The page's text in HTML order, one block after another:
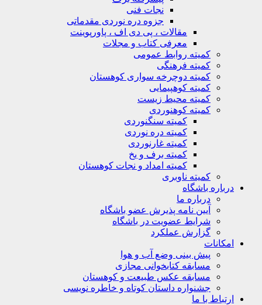
نجات فنی
جزوه دره نوردی مقدماتی
مقالات ، پی دی اف ، پاورپوینت
معرفی کتاب و مجلات
کمیته روابط عمومی
کمیته فرهنگی
کمیته دوچرخه سواری کوهستان
کمیته کوهپیمایی
کمیته محیط زیست
کمیته کوهنوردی
کمیته سنگنوردی
کمیته دره نوردی
کمیته غارنوردی
کمیته برف و یخ
کمیته امداد و نجات کوهستان
کمیته ناوبری
باشگاه
درباره ما
آیین نامه پذیرش عضو باشگاه
شرایط عضویت در باشگاه
گزارش عملکرد
پیش بینی وضع آب و هوا
مسابقه کتابخوانی مجازی
مسابقه عکس طبیعت و کوهستان
جشنواره داستان کوتاه و خاطره نویسی
با ما